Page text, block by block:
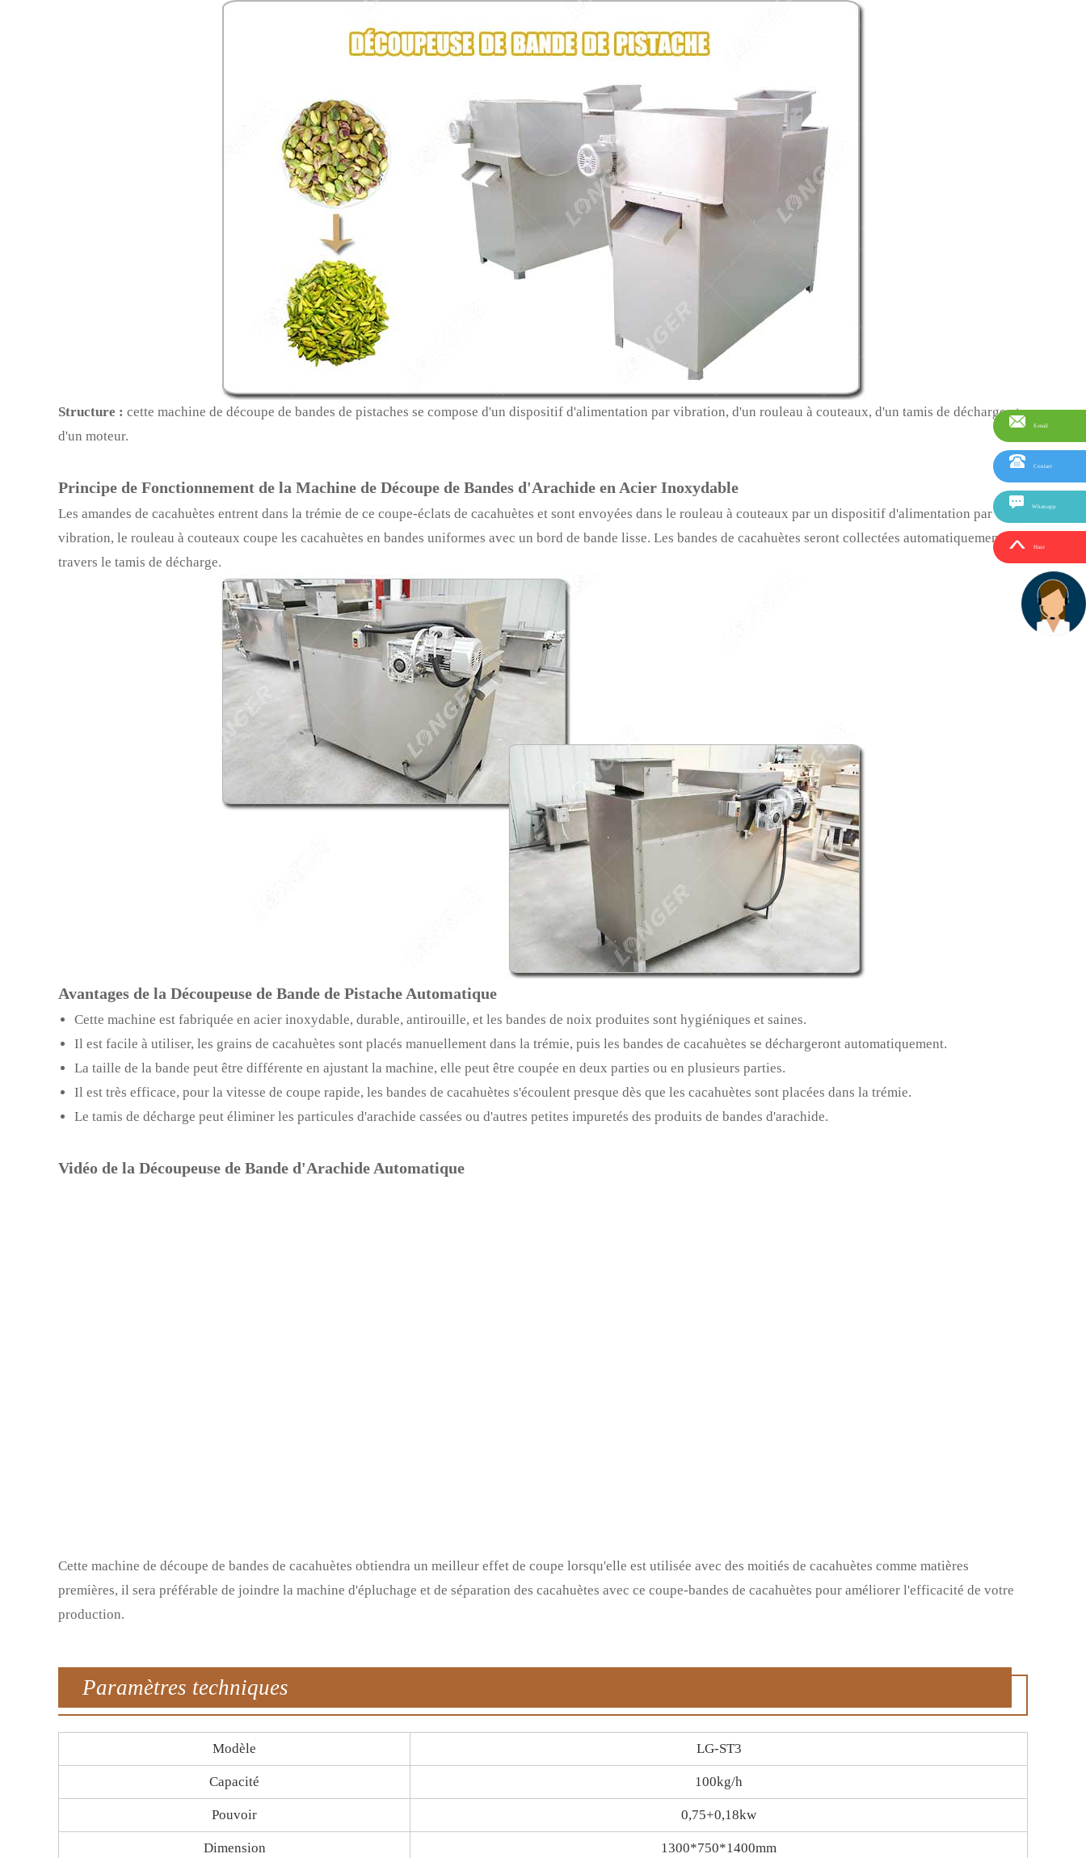
Structure : cette machine de découpe de bandes de pistaches se compose d'un dispositif d'alimentation par vibration, d'un rouleau à couteaux, d'un tamis de décharge et
d'un moteur.
Principe de Fonctionnement de la Machine de Découpe de Bandes d'Arachide en Acier Inoxydable
Les amandes de cacahuètes entrent dans la trémie de ce coupe-éclats de cacahuètes et sont envoyées dans le rouleau à couteaux par un dispositif d'alimentation par
vibration, le rouleau à couteaux coupe les cacahuètes en bandes uniformes avec un bord de bande lisse. Les bandes de cacahuètes seront collectées automatiquement à
travers le tamis de décharge.
Avantages de la Découpeuse de Bande de Pistache Automatique
Cette machine est fabriquée en acier inoxydable, durable, antirouille, et les bandes de noix produites sont hygiéniques et saines.
Il est facile à utiliser, les grains de cacahuètes sont placés manuellement dans la trémie, puis les bandes de cacahuètes se déchargeront automatiquement.
La taille de la bande peut être différente en ajustant la machine, elle peut être coupée en deux parties ou en plusieurs parties.
Il est très efficace, pour la vitesse de coupe rapide, les bandes de cacahuètes s'écoulent presque dès que les cacahuètes sont placées dans la trémie.
Le tamis de décharge peut éliminer les particules d'arachide cassées ou d'autres petites impuretés des produits de bandes d'arachide.
Vidéo de la Découpeuse de Bande d'Arachide Automatique
Cette machine de découpe de bandes de cacahuètes obtiendra un meilleur effet de coupe lorsqu'elle est utilisée avec des moitiés de cacahuètes comme matières
premières, il sera préférable de joindre la machine d'épluchage et de séparation des cacahuètes avec ce coupe-bandes de cacahuètes pour améliorer l'efficacité de votre
production.
Paramètres techniques
Modèle LG-ST3
Capacité 100kg/h
Pouvoir 0,75+0,18kw
Dimension 1300*750*1400mm
E-mail
Contact
Whatsapp
Haut